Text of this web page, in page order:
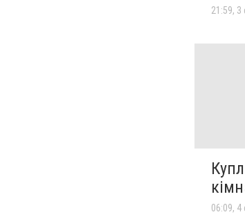
21:59, 3
06:09, 4